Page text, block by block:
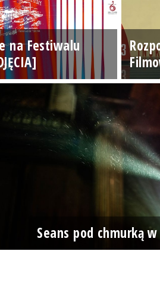
na Festiwalu
Seans pod chmurką